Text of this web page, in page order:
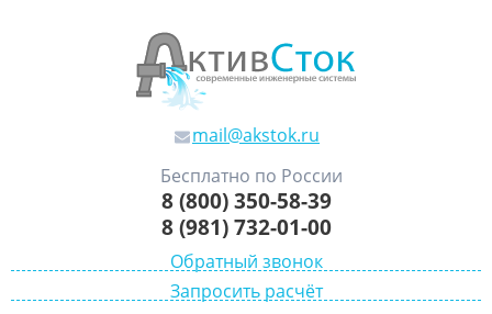
mail@akstok.ru
Бесплатно по России
8 (800) 350-58-39
8 (981) 732-01-00
Обратный звонок
Запросить расчёт